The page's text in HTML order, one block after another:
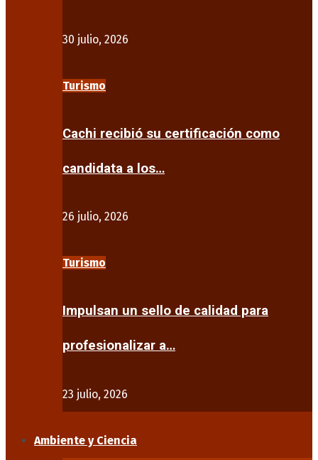
30 julio, 2026
Turismo
Cachi recibió su certificación como
candidata a los…
26 julio, 2026
Turismo
Impulsan un sello de calidad para
profesionalizar a…
23 julio, 2026
Ambiente y Ciencia